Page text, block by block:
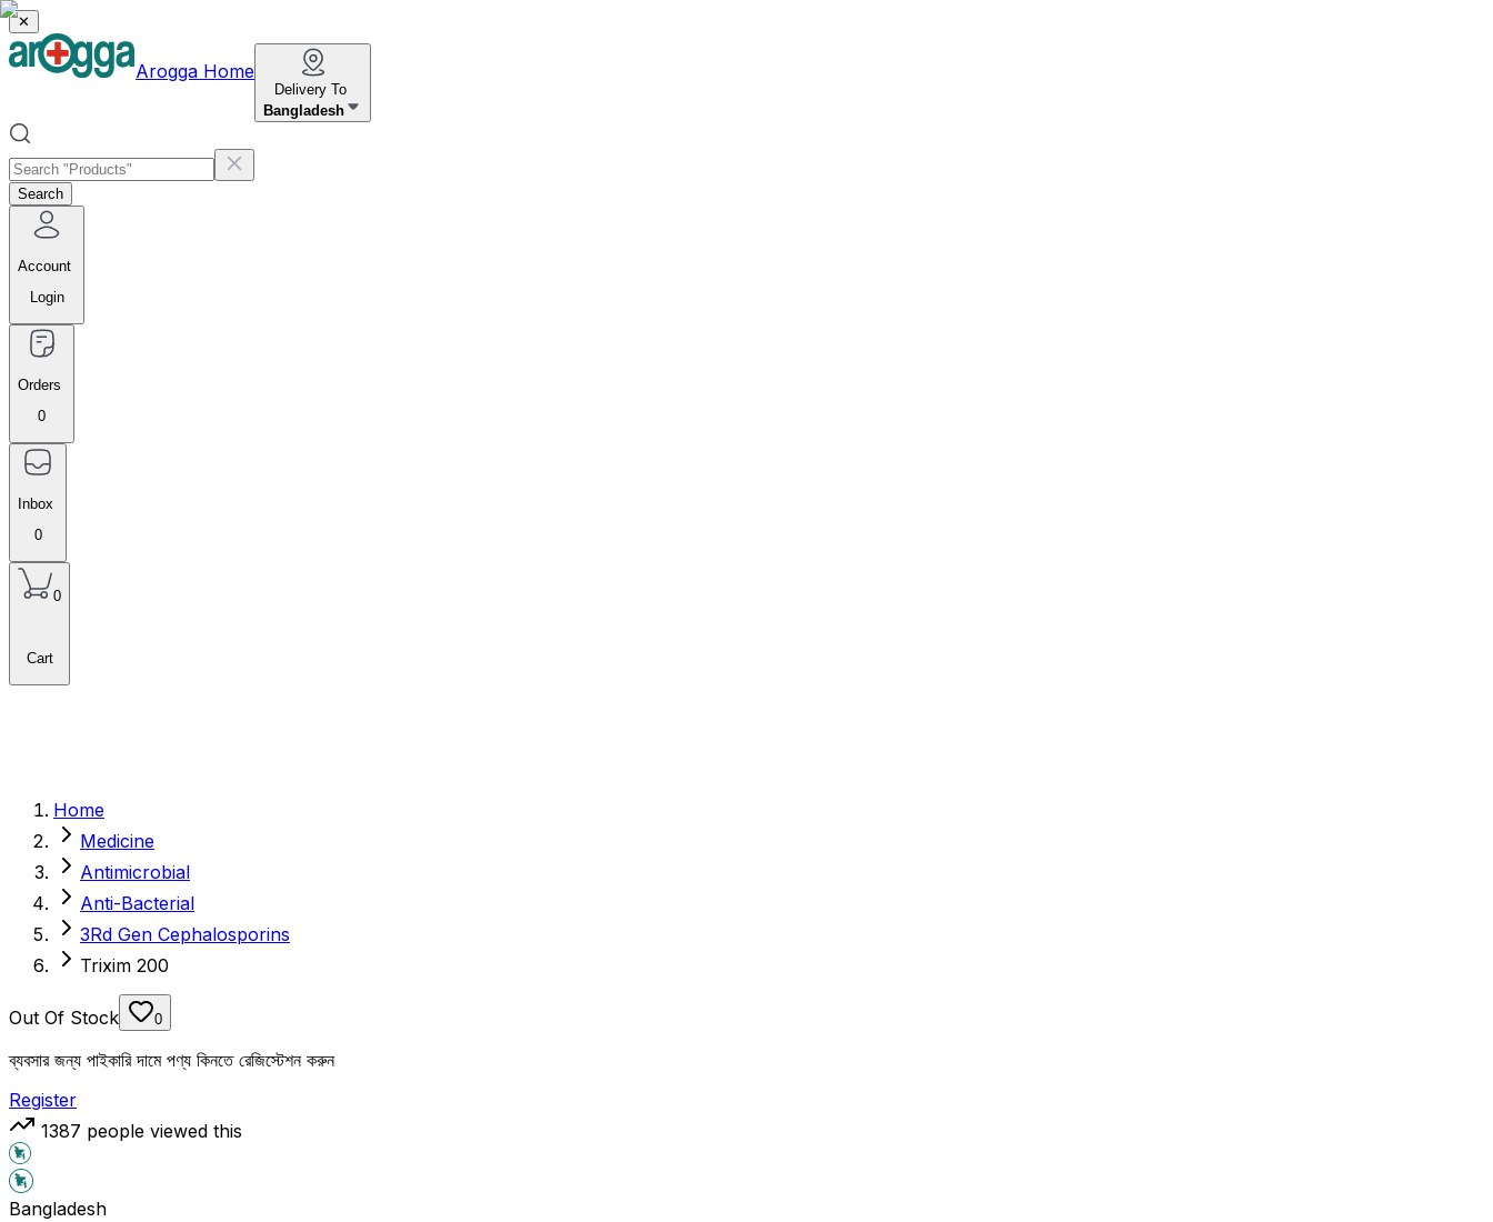
✕
Arogga Home
Delivery To
Bangladesh
Search
Account
Login
Orders
0
Inbox
0
0
Cart
Home
Medicine
Antimicrobial
Anti-Bacterial
3Rd Gen Cephalosporins
Trixim 200
Out Of Stock 0
ব্যবসার জন্য পাইকারি দামে পণ্য কিনতে রেজিস্টেশন করুন
Register
1387 people viewed this
Bangladesh